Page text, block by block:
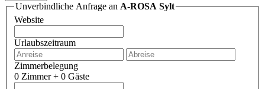
Unverbindliche Anfrage an A-ROSA Sylt
Website
Urlaubszeitraum
Zimmerbelegung
0 Zimmer + 0 Gäste